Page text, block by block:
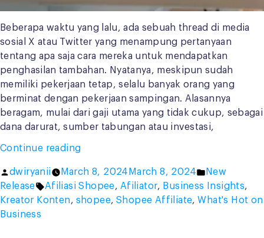
Beberapa waktu yang lalu, ada sebuah thread di media
sosial X atau Twitter yang menampung pertanyaan
tentang apa saja cara mereka untuk mendapatkan
penghasilan tambahan. Nyatanya, meskipun sudah
memiliki pekerjaan tetap, selalu banyak orang yang
berminat dengan pekerjaan sampingan. Alasannya
beragam, mulai dari gaji utama yang tidak cukup, sebagai
dana darurat, sumber tabungan atau investasi,
Continue reading“Shopee
Peluang
Sukses
yang
Posted
by
dwiryanii March 8, 2024 March 8, 2024
Posted
in
New
Release
Tags:
Afiliasi Shopee, Afiliator, Business Insights,
Kreator Konten, shopee,Shopee Affiliate, What's Hot on
Business